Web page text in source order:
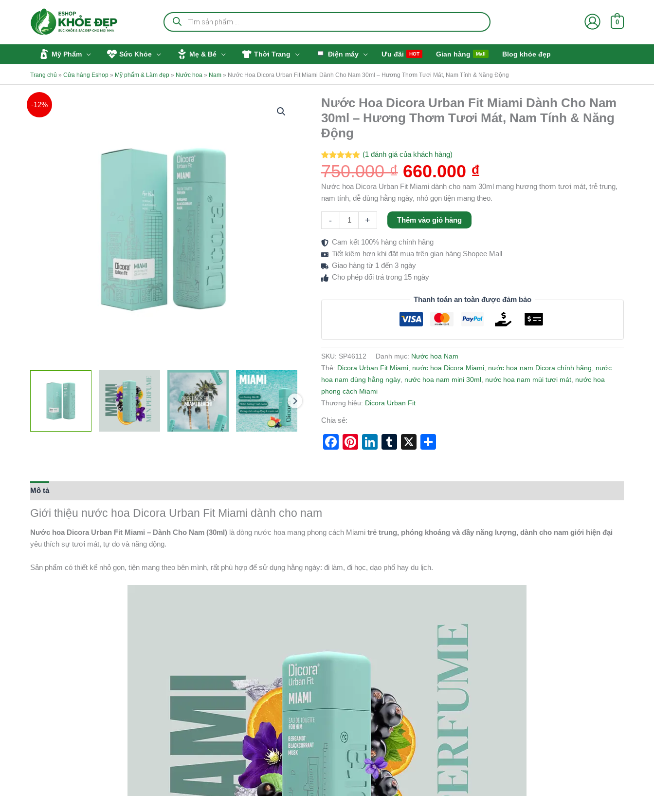
Tìm
kiếm
sản
0
Mỹ Phẩm Sức Khỏe Mẹ & Bé Thời Trang Điện máy Ưu đãi HOT Gian hàng Mall Blog khỏe đẹp
Trang chủ » Cửa hàng Eshop » Mỹ phẩm & Làm đẹp » Nước hoa » Nam » Nước Hoa Dicora Urban Fit Miami Dành Cho Nam 30ml – Hương Thơm Tươi Mát, Nam Tính & Năng Động
-12%
Nước Hoa Dicora Urban Fit Miami Dành Cho Nam
30ml – Hương Thơm Tươi Mát, Nam Tính & Năng
Động
5.00trên 5
dựa trên
1
(1 đánh giá của khách hàng)
750.000₫
Giá
gốc
là:
660.000 ₫
Giá
hiện
tại
Nước hoa Dicora Urban Fit Miami dành cho nam 30ml mang hương thơm tươi mát, trẻ trung,
nam tính, dễ dùng hằng ngày, nhỏ gọn tiện mang theo.
-
Nước
Hoa
Dicora
Urban
Miami
Dành
Cho
Hương
Thơm
Tươi
Mát,
Nam
&
lượng
+ Thêm vào giỏ hàng
Cam kết 100% hàng chính hãng
Tiết kiệm hơn khi đặt mua trên gian hàng Shopee Mall
Giao hàng từ 1 đến 3 ngày
Cho phép đổi trả trong 15 ngày
Thanh toán an toàn được đảm bảo
SKU: SP46112 Danh mục: Nước hoa Nam
Thẻ: Dicora Urban Fit Miami, nước hoa Dicora Miami, nước hoa nam Dicora chính hãng
nước
hoa nam dùng hằng ngày, nước hoa nam mini 30ml, nước hoa nam mùi tươi mát, nước hoa
phong cách Miami
Thương hiệu: Dicora Urban Fit
Chia sẻ:
Facebook
Pinterest
LinkedIn
Tumblr
X Share
Mô tả
Giới thiệu nước hoa Dicora Urban Fit Miami dành cho nam
Nước hoa Dicora Urban Fit Miami – Dành Cho Nam (30ml) là dòng nước hoa mang phong cách Miami trẻ trung, phóng khoáng và đầy năng lượng, dành cho nam giới hiện đại
yêu thích sự tươi mát, tự do và năng động.
Sản phẩm có thiết kế nhỏ gọn, tiện mang theo bên mình, rất phù hợp để sử dụng hằng ngày: đi làm, đi học, dạo phố hay du lịch.